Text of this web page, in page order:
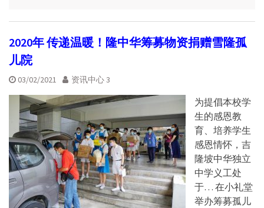
2020年 传递温暖！隆中华筹募物资捐赠雪隆孤
儿院
03/02/2021 资讯中心 3
为提倡本校学
生的感恩教
育、培养学生
感恩情怀，吉
隆坡中华独立
中学义工处
于… 在小礼堂
举办筹募孤儿